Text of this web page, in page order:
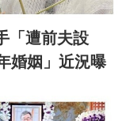
「遭前夫設
婚姻」近況曝